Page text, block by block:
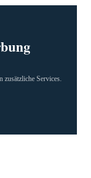
zusätzliche Services.